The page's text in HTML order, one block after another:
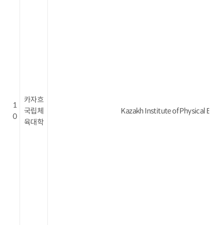
1
0
카자흐
국립체
육대학
Kazakh Institute of Physical